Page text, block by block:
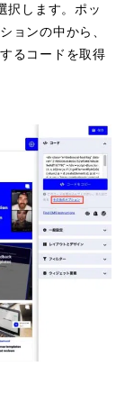
択します。ポッ
ョンの中から、
るコードを取得